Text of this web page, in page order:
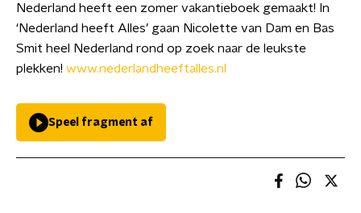
Nederland heeft een zomer vakantieboek gemaakt! In
‘Nederland heeft Alles’ gaan Nicolette van Dam en Bas
Smit heel Nederland rond op zoek naar de leukste
plekken! www.nederlandheeftalles.nl
Speel fragment af